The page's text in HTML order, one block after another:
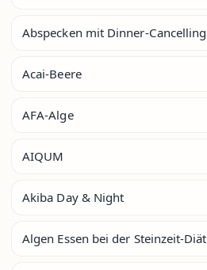
Abspecken mit Dinner-Cancelling
Acai-Beere
AFA-Alge
AIQUM
Akiba Day & Night
Algen Essen bei der Steinzeit-Diät